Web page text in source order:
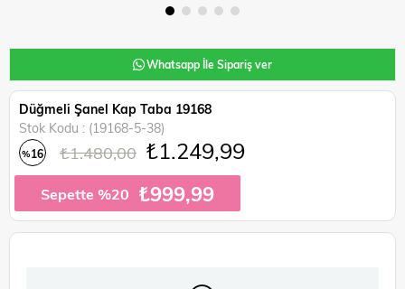
Whatsapp İle Sipariş ver
Düğmeli Şanel Kap Taba 19168
Stok Kodu
(19168-5-38)
%16 ₺1.480,00 ₺1.249,99
Sepette %20 ₺999,99